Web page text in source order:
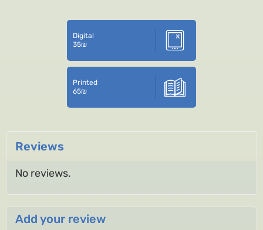
Digital
35₪
Printed
65₪
Reviews
No reviews.
Add your review